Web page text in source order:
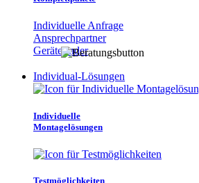
Individuelle Anfrage
Ansprechpartner
Gerätefinder
Individual-Lösungen
Individuelle
Montagelösungen
Testmöglichkeiten